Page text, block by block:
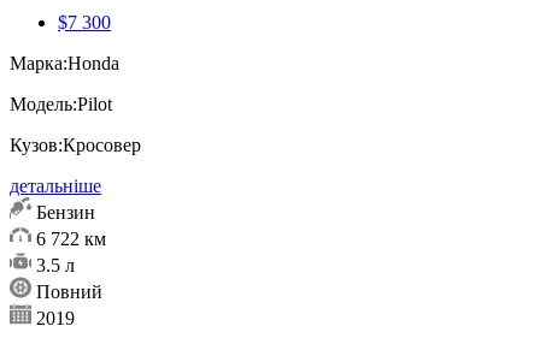
$7 300
Марка:Honda
Модель:Pilot
Кузов:Кросовер
детальніше
Бензин
6 722 км
3.5 л
Повний
2019